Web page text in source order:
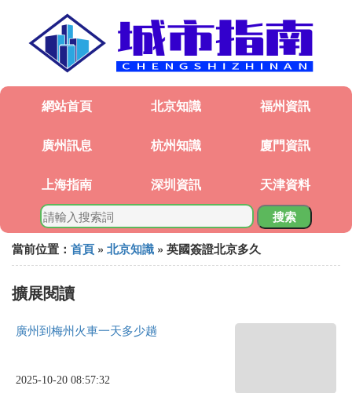
網站首頁 北京知識 福州資訊
廣州訊息 杭州知識 廈門資訊
上海指南 深圳資訊 天津資料
搜索
當前位置： 首頁 » 北京知識 » 英國簽證北京多久
擴展閱讀
廣州到梅州火車一天多少趟
2025-10-20 08:57:32